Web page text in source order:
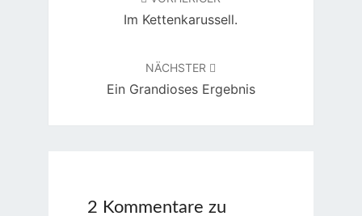
Im Kettenkarussell.
NÄCHSTER
Ein Grandioses Ergebnis
2 Kommentare zu